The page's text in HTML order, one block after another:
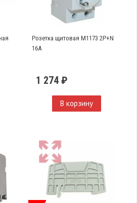
Розетка щитовая М1173 2Р+N
16А
1 274 ₽
В корзину